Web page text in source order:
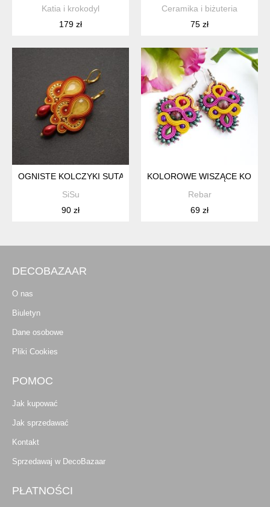
Katia i krokodyl
179 zł
Ceramika i biżuteria
75 zł
OGNISTE KOLCZYKI SUTASZ
SiSu
90 zł
KOLOROWE WISZĄCE
Rebar
69 zł
DECOBAZAAR
O nas
Biuletyn
Dane osobowe
Pliki Cookies
POMOC
Jak kupować
Jak sprzedawać
Kontakt
Sprzedawaj w DecoBazaar
PŁATNOŚCI